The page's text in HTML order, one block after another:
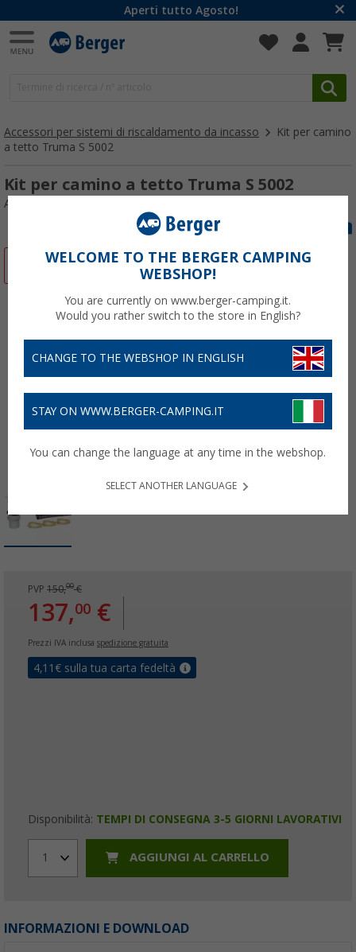
Aperti tutto Agosto!
Accessori per sistemi di riscaldamento da incasso
Kit per camino
a tetto Truma S 5002
Kit per camino a tetto Truma S 5002
Articolo n: 147780
-8%
PVP 150,00€
137,00 €
Prezzi IVA inclusa spedizione gratuita
4,11 € sulla tua carta fedeltà
Disponibilità: TEMPI DI CONSEGNA 3-5 GIORNI LAVORATIVI
1 AGGIUNGI AL CARRELLO
INFORMAZIONI E DOWNLOAD
WELCOME TO THE BERGER CAMPING
WEBSHOP!
You are currently on www.berger-camping.it.
Would you rather switch to the store in English?
CHANGE TO THE WEBSHOP IN ENGLISH
STAY ON WWW.BERGER-CAMPING.IT
You can change the language at any time in the webshop.
SELECT ANOTHER LANGUAGE